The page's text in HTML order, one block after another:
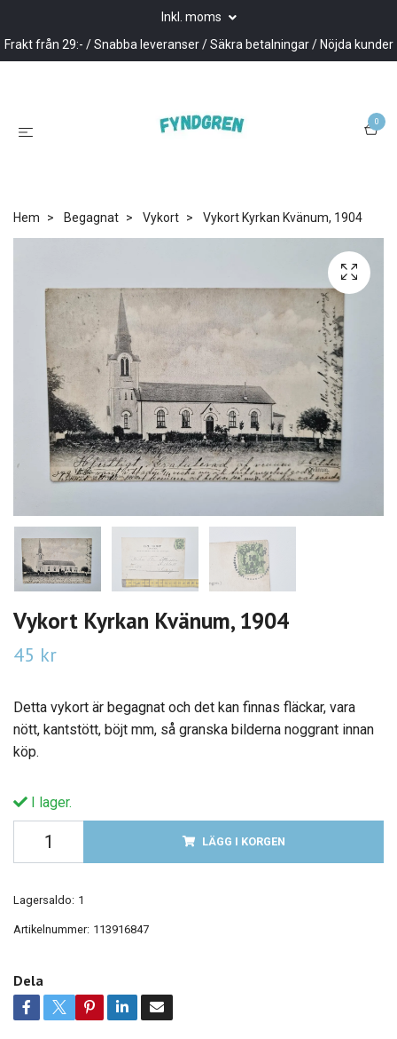
Inkl. moms
Frakt från 29:- / Snabba leveranser / Säkra betalningar / Nöjda kunder
0
Hem Begagnat Vykort Vykort Kyrkan Kvänum, 1904
Vykort Kyrkan Kvänum, 1904
45 kr
Detta vykort är begagnat och det kan finnas fläckar, vara
nött, kantstött, böjt mm, så granska bilderna noggrant innan
köp.
I lager.
LÄGG I KORGEN
Lagersaldo: 1
Artikelnummer: 113916847
Dela